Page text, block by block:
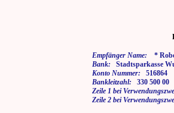
Empfänger Name: *
Bank: Stadtsparkasse
Konto Nummer: 516864
Bankleitzahl: 330 500 00
Zeile 1 bei
Zeile 2 bei